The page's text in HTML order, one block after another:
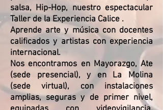
salsa, Hip-Hop, nuestro espectacular
Taller de la Experiencia Calice .
Aprende arte y música con docentes
calificados y artistas con experiencia
internacional.
Nos encontramos en Mayorazgo, Ate
(sede presencial), y en La Molina
(sede virtual), con instalaciones
amplias, seguras y de primer nivel,